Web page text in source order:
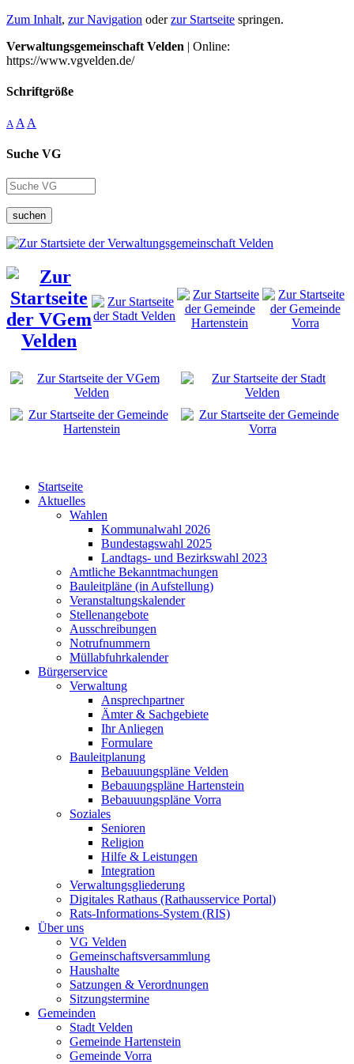
Zum Inhalt, zur Navigation oderzur Startseite springen.
Verwaltungsgemeinschaft Velden | Online:
https://www.vgvelden.de/
Schriftgröße
A A A
Suche VG
suchen
Startseite
Aktuelles
Wahlen
Kommunalwahl 2026
Bundestagswahl 2025
Landtags- und Bezirkswahl 2023
Amtliche Bekanntmachungen
Bauleitpläne (in Aufstellung)
Veranstaltungskalender
Stellenangebote
Ausschreibungen
Notrufnummern
Müllabfuhrkalender
Bürgerservice
Verwaltung
Ansprechpartner
Ämter & Sachgebiete
Ihr Anliegen
Formulare
Bauleitplanung
Bebauuungspläne Velden
Bebauungspläne Hartenstein
Bebauuungspläne Vorra
Soziales
Senioren
Religion
Hilfe & Leistungen
Integration
Verwaltungsgliederung
Digitales Rathaus (Rathausservice Portal)
Rats-Informations-System (RIS)
Über uns
VG Velden
Gemeinschaftsversammlung
Haushalte
Satzungen & Verordnungen
Sitzungstermine
Gemeinden
Stadt Velden
Gemeinde Hartenstein
Gemeinde Vorra